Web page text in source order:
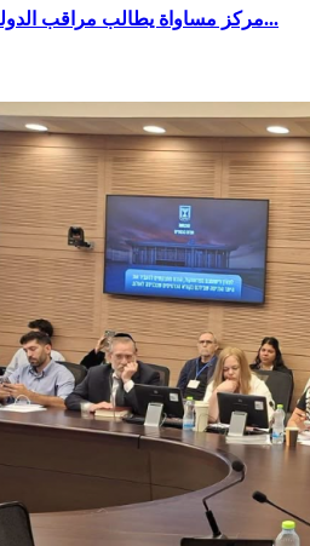
مركز مساواة يطالب مراقب الدولة بتنفيذ قانون التمثيل...